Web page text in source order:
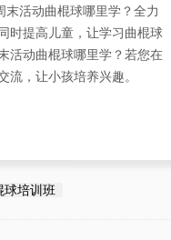
末活动曲棍球哪里学？全力
时提高儿童，让学习曲棍球
活动曲棍球哪里学？若您在
，让小孩培养兴趣。
球培训班